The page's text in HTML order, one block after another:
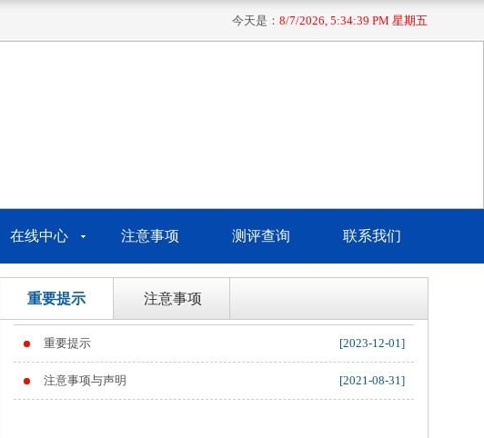
今天是： 8/7/2026, 5:34:40 PM 星期五
在线中心 注意事项 测评查询 联系我们
重要提示 注意事项
重要提示 [2023-12-01]
注意事项与声明 [2021-08-31]